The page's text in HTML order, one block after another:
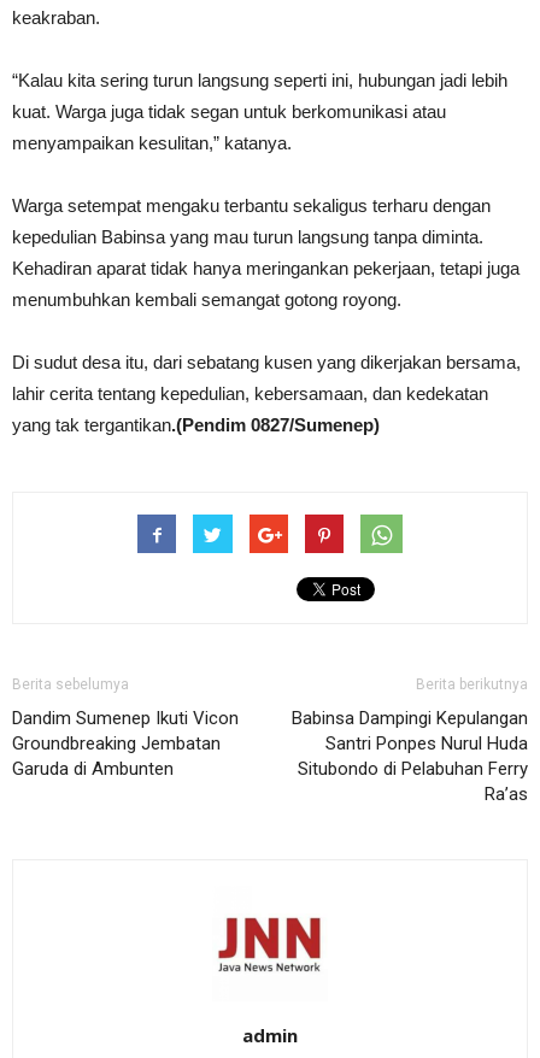
keakraban.
“Kalau kita sering turun langsung seperti ini, hubungan jadi lebih
kuat. Warga juga tidak segan untuk berkomunikasi atau
menyampaikan kesulitan,” katanya.
Warga setempat mengaku terbantu sekaligus terharu dengan
kepedulian Babinsa yang mau turun langsung tanpa diminta.
Kehadiran aparat tidak hanya meringankan pekerjaan, tetapi juga
menumbuhkan kembali semangat gotong royong.
Di sudut desa itu, dari sebatang kusen yang dikerjakan bersama,
lahir cerita tentang kepedulian, kebersamaan, dan kedekatan
yang tak tergantikan.(Pendim 0827/Sumenep)
Berita sebelumya
Dandim Sumenep Ikuti Vicon
Groundbreaking Jembatan
Garuda di Ambunten
Berita berikutnya
Babinsa Dampingi Kepulangan
Santri Ponpes Nurul Huda
Situbondo di Pelabuhan Ferry
Ra’as
admin